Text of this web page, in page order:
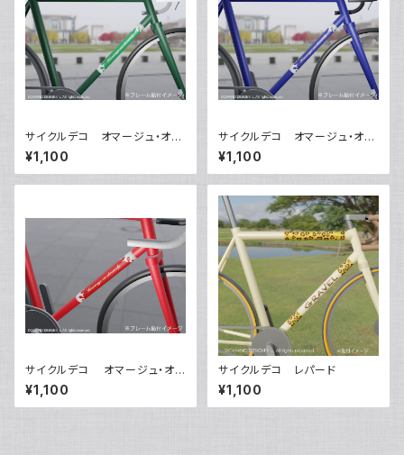
サイクルデコ オマージュ・オ・
クロモリ【グリーン】
¥1,100
サイクルデコ オマージュ・オ・
クロモリ【ネイビー】
¥1,100
サイクルデコ オマージュ・オ・
クロモリ【レッド】
¥1,100
サイクルデコ レパード
¥1,100